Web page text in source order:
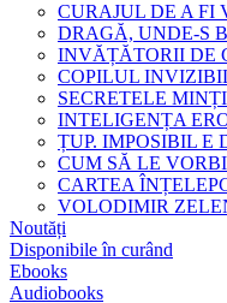
CURAJUL DE A FI
DRAGĂ, UNDE-S
INVĂȚĂTORII DE
COPILUL
SECRETELE
INTELIGENȚA
ȚUP. IMPOSIBIL E
CUM SĂ LE
CARTEA
VOLODIMIR
Noutăți
Disponibile în curând
Ebooks
Audiobooks